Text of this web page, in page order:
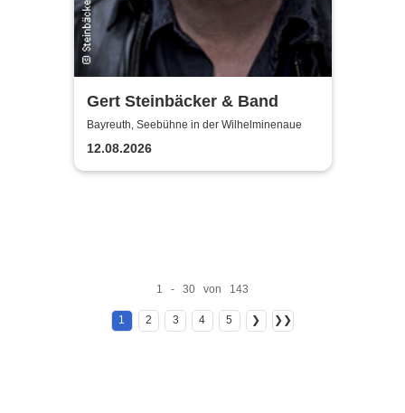
Gert Steinbäcker & Band
Bayreuth, Seebühne in der Wilhelminenaue
12.08.2026
1 - 30 von 143
1 2 3 4 5 ❯ ❯❯